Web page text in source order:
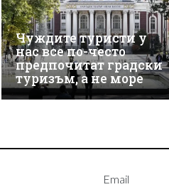
Чуждите туристи у
нас все по-често
предпочитат градски
туризъм, а не море
Email